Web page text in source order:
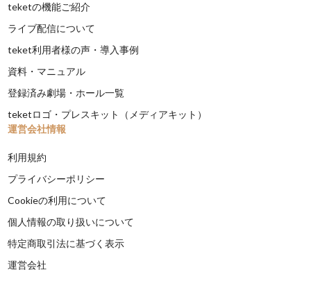
teketの機能ご紹介
ライブ配信について
teket利用者様の声・導入事例
資料・マニュアル
登録済み劇場・ホール一覧
teketロゴ・プレスキット（メディアキット）
運営会社情報
利用規約
プライバシーポリシー
Cookieの利用について
個人情報の取り扱いについて
特定商取引法に基づく表示
運営会社